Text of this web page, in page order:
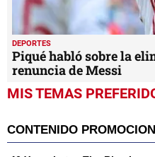
DEPORTES
Piqué habló sobre la
renuncia de Messi
MIS TEMAS